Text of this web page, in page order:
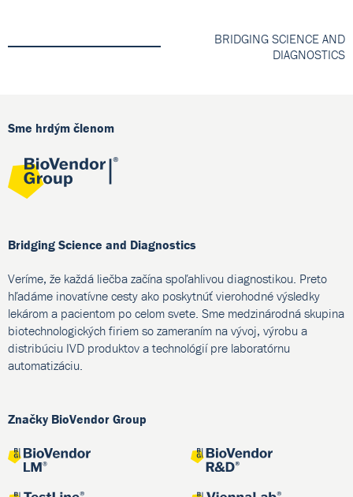
BRIDGING SCIENCE AND
DIAGNOSTICS
Sme hrdým členom
Bridging Science and Diagnostics
Veríme, že každá liečba začína spoľahlivou diagnostikou. Preto
hľadáme inovatívne cesty ako poskytnúť vierohodné výsledky
lekárom a pacientom po celom svete. Sme medzinárodná skupina
biotechnologických firiem so zameraním na vývoj, výrobu a
distribúciu IVD produktov a technológií pre laboratórnu
automatizáciu.
Značky BioVendor Group